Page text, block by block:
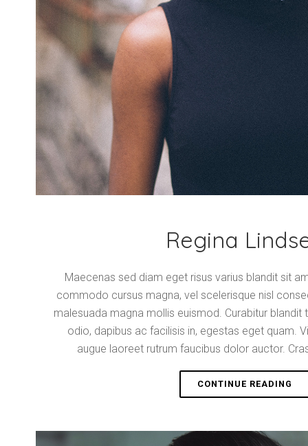
Regina
Maecenas sed diam eget risus varius blandit sit
commodo cursus magna, vel scelerisque nisl
malesuada magna mollis euismod. Curabitur
odio, dapibus ac facilisis in, egestas eget quam.
augue laoreet rutrum faucibus dolor auctor.
CONTINUE READING